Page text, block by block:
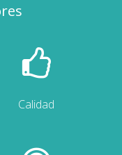
Calidad